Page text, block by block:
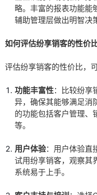
略。丰富的报表功能能
辅助管理层做出明智决
如何评估纷享销客的性价比
评估纷享销客的性价比，
功能丰富性：比较纷享
异，确保其能够满足消
的功能包括客户管理、
等。
用户体验：用户体验直
试用纷享销客，观察其
系统易于上手。